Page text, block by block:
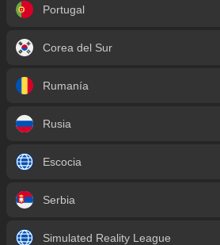
Portugal
Corea del Sur
Rumanía
Rusia
Escocia
Serbia
Simulated Reality League